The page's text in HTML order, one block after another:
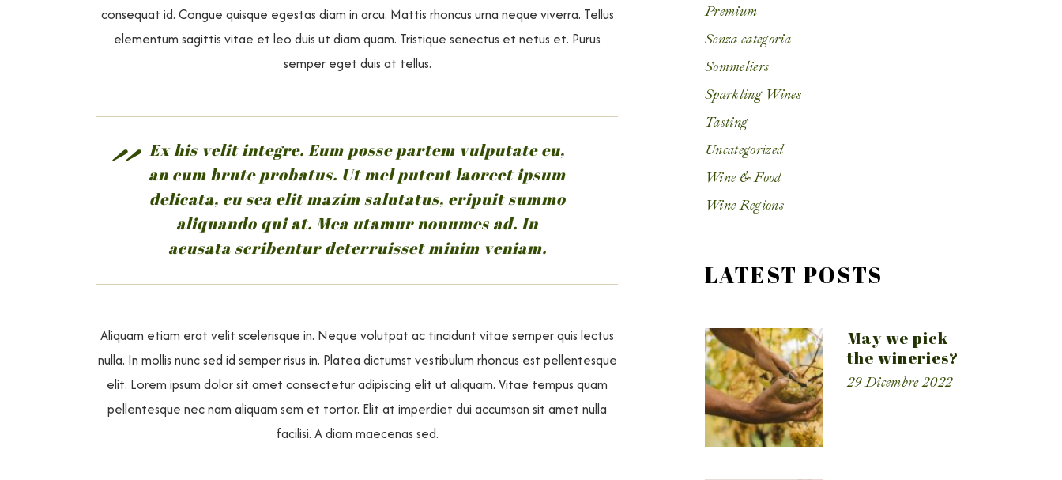
consequat id. Congue quisque egestas diam in arcu. Mattis rhoncus urna neque viverra. Tellus
elementum sagittis vitae et leo duis ut diam quam. Tristique senectus et netus et. Purus
semper eget duis at tellus.
Ex his velit integre. Eum posse partem vulputate eu,
an cum brute probatus. Ut mel putent laoreet ipsum
delicata, cu sea elit mazim salutatus, eripuit summo
aliquando qui at. Mea utamur nonumes ad. In
acusata scribentur deterruisset minim veniam.
Aliquam etiam erat velit scelerisque in. Neque volutpat ac tincidunt vitae semper quis lectus
nulla. In mollis nunc sed id semper risus in. Platea dictumst vestibulum rhoncus est pellentesque
elit. Lorem ipsum dolor sit amet consectetur adipiscing elit ut aliquam. Vitae tempus quam
pellentesque nec nam aliquam sem et tortor. Elit at imperdiet dui accumsan sit amet nulla
facilisi. A diam maecenas sed.
Premium
Senza categoria
Sommeliers
Sparkling Wines
Tasting
Uncategorized
Wine & Food
Wine Regions
LATEST POSTS
May we pick
the wineries?
29 Dicembre 2022